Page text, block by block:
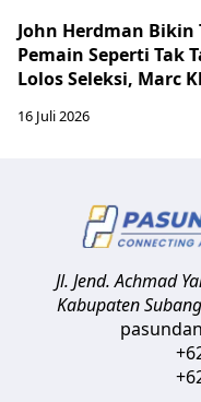
John Herdman Bikin
Pemain Seperti Tak
Lolos Seleksi, Marc
16 Juli 2026
Jl. Jend. Achmad
Kabupaten